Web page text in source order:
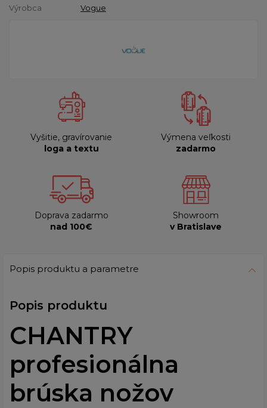
Výrobca
Vogue
Vyšitie, gravírovanie
loga a textu
Výmena veľkosti
zadarmo
Doprava zadarmo
nad 100€
Showroom
v Bratislave
Popis produktu a parametre
Popis produktu
CHANTRY
profesionálna
brúska nožov